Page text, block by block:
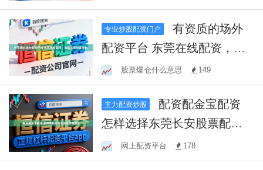
专业炒股配资门户
有资质的场外
配资平台 东莞在线配资，助
您实现财富增长
股票爆仓什么意思 149
主力配资炒股
怎样选择东莞长安股票配
资？网上配资平台 178